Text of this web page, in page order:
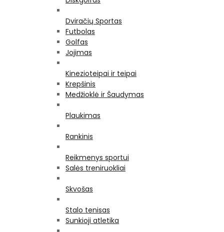
Dviračių Sportas
Futbolas
Golfas
Jojimas
Kinezioteipai ir teipai
Krepšinis
Medžioklė ir Šaudymas
Plaukimas
Rankinis
Reikmenys sportui
Salės treniruokliai
Skvošas
Stalo tenisas
Sunkioji atletika